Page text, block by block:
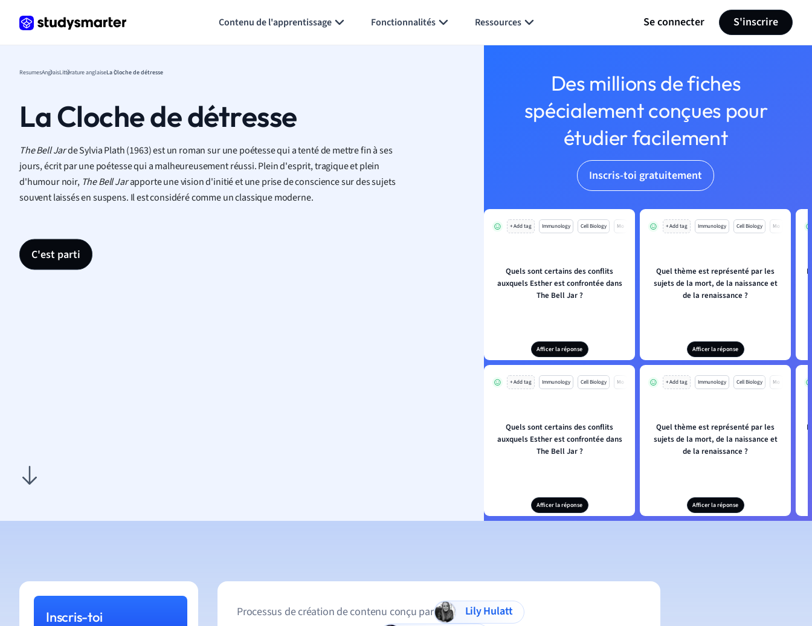
Contenu de l'apprentissage Fonctionnalités Ressources Se connecter S'inscrire
ResumesAnglaisLittérature anglaiseLa Cloche de détresse
La Cloche de détresse
The Bell Jarde Sylvia Plath (1963) est un roman sur une poétesse qui a tenté de mettre fin à ses
jours, écrit par une poétesse qui a malheureusement réussi. Plein d'esprit, tragique et plein
d'humour noir, The Bell Jarapporte une vision d'initié et une prise de conscience sur des sujets
souvent laissés en suspens. Il est considéré comme un classique moderne.
C'est parti
Des millions de fiches
spécialement conçues pour
étudier facilement
Inscris-toi gratuitement
+ Add tag Immunology Cell Biology Mo
Quels sont certains des conflits
auxquels Esther est confrontée dans
The Bell Jar ?
Afficer la réponse
+ Add tag Immunology Cell Biology Mo
Quel thème est représenté par les
sujets de la mort, de la naissance et
de la renaissance ?
Afficer la réponse
+ Add tag Immunology Cell Biology Mo
Quels sont certains des conflits
auxquels Esther est confrontée dans
The Bell Jar ?
Afficer la réponse
+ Add tag Immunology Cell Biology Mo
Quel thème est représenté par les
sujets de la mort, de la naissance et
de la renaissance ?
Afficer la réponse
Inscris-toi
Processus de création de contenu conçu par
Lily Hulatt